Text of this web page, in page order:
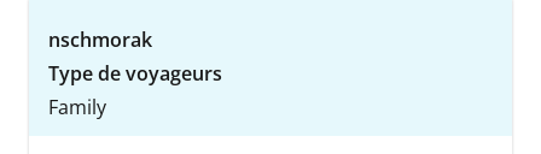
nschmorak
Type de voyageurs
Family